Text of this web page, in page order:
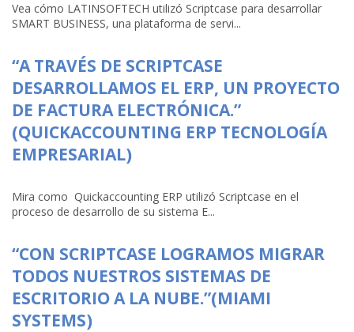
Vea cómo LATINSOFTECH utilizó Scriptcase para desarrollar
SMART BUSINESS, una plataforma de servi...
“A TRAVÉS DE SCRIPTCASE
DESARROLLAMOS EL ERP, UN PROYECTO
DE FACTURA ELECTRÓNICA.”
(QUICKACCOUNTING ERP TECNOLOGÍA
EMPRESARIAL)
Mira como Quickaccounting ERP utilizó Scriptcase en el
proceso de desarrollo de su sistema E...
“CON SCRIPTCASE LOGRAMOS MIGRAR
TODOS NUESTROS SISTEMAS DE
ESCRITORIO A LA NUBE.”(MIAMI
SYSTEMS)